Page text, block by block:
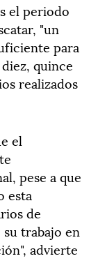
el periodo
"un
para
quince
realizados
el
pese a que
esta
de
trabajo en
advierte